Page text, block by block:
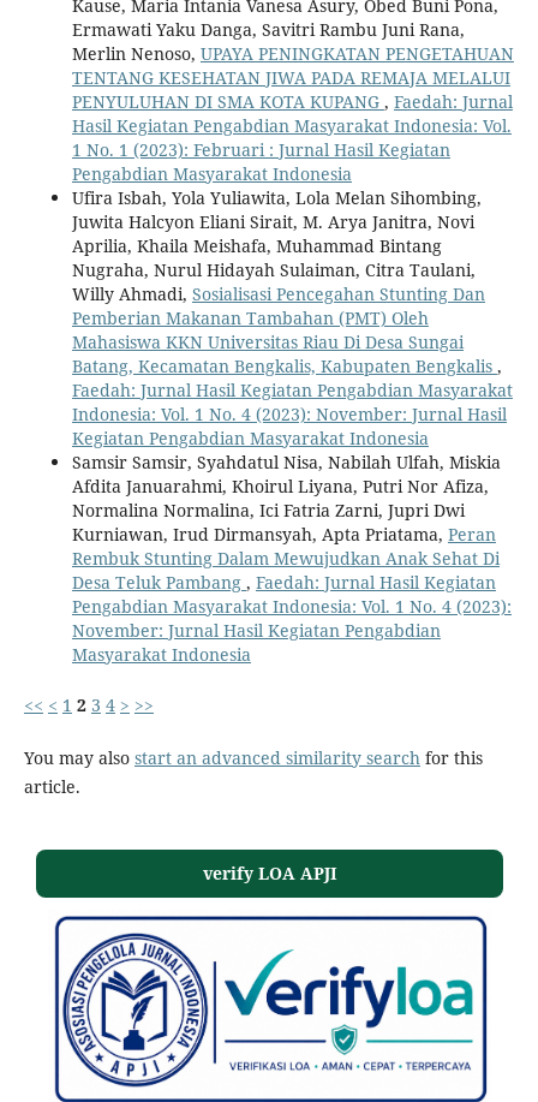
Kause, Maria Intania Vanesa Asury, Obed Buni Pona,
Ermawati Yaku Danga, Savitri Rambu Juni Rana,
Merlin Nenoso, UPAYA PENINGKATAN PENGETAHUAN
TENTANG KESEHATAN JIWA PADA REMAJA MELALUI
PENYULUHAN DI SMA KOTA KUPANG , Faedah: Jurnal
Hasil Kegiatan Pengabdian Masyarakat Indonesia: Vol.
1 No. 1 (2023): Februari : Jurnal Hasil Kegiatan
Pengabdian Masyarakat Indonesia
Ufira Isbah, Yola Yuliawita, Lola Melan Sihombing,
Juwita Halcyon Eliani Sirait, M. Arya Janitra, Novi
Aprilia, Khaila Meishafa, Muhammad Bintang
Nugraha, Nurul Hidayah Sulaiman, Citra Taulani,
Willy Ahmadi, Sosialisasi Pencegahan Stunting Dan
Pemberian Makanan Tambahan (PMT) Oleh
Mahasiswa KKN Universitas Riau Di Desa Sungai
Batang, Kecamatan Bengkalis, Kabupaten Bengkalis ,
Faedah: Jurnal Hasil Kegiatan Pengabdian Masyarakat
Indonesia: Vol. 1 No. 4 (2023): November: Jurnal Hasil
Kegiatan Pengabdian Masyarakat Indonesia
Samsir Samsir, Syahdatul Nisa, Nabilah Ulfah, Miskia
Afdita Januarahmi, Khoirul Liyana, Putri Nor Afiza,
Normalina Normalina, Ici Fatria Zarni, Jupri Dwi
Kurniawan, Irud Dirmansyah, Apta Priatama, Peran
Rembuk Stunting Dalam Mewujudkan Anak Sehat Di
Desa Teluk Pambang , Faedah: Jurnal Hasil Kegiatan
Pengabdian Masyarakat Indonesia: Vol. 1 No. 4 (2023):
November: Jurnal Hasil Kegiatan Pengabdian
Masyarakat Indonesia
<< < 1 2 3 4 > >>
You may also start an advanced similarity searchfor this
article.
verify LOA APJI